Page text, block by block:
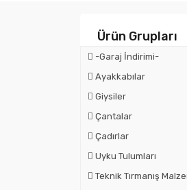
Ürün Grupları
-Garaj İndirimi-
Ayakkabılar
Giysiler
Çantalar
Çadırlar
Uyku Tulumları
Teknik Tırmanış